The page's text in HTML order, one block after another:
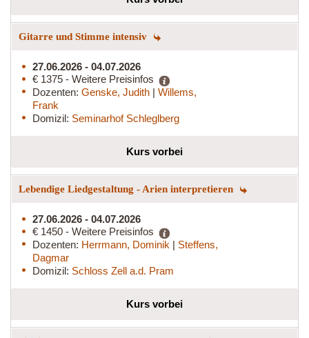
Gitarre und Stimme intensiv
27.06.2026 - 04.07.2026
€ 1375 - Weitere Preisinfos
Dozenten: Genske, Judith | Willems,
Frank
Domizil: Seminarhof Schleglberg
Kurs vorbei
Lebendige Liedgestaltung - Arien interpretieren
27.06.2026 - 04.07.2026
€ 1450 - Weitere Preisinfos
Dozenten: Herrmann, Dominik | Steffens,
Dagmar
Domizil: Schloss Zell a.d. Pram
Kurs vorbei